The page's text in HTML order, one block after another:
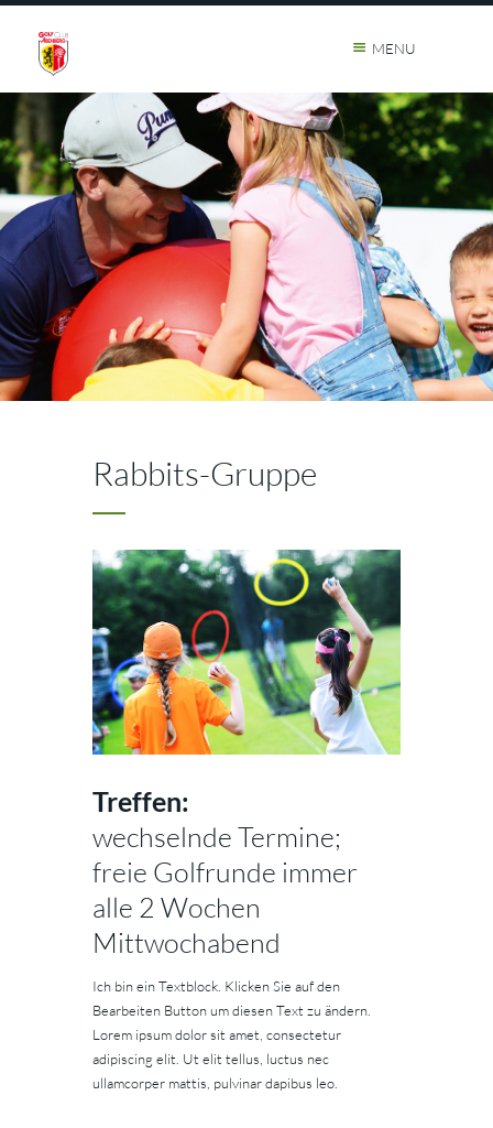
MENU
Rabbits-Gruppe
Treffen:
wechselnde Termine;
freie Golfrunde immer
alle 2 Wochen
Mittwochabend
Ich bin ein Textblock. Klicken Sie auf den
Bearbeiten Button um diesen Text zu ändern.
Lorem ipsum dolor sit amet, consectetur
adipiscing elit. Ut elit tellus, luctus nec
ullamcorper mattis, pulvinar dapibus leo.